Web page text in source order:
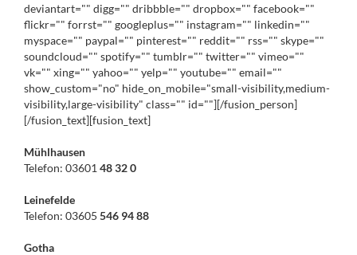
deviantart="" digg="" dribbble="" dropbox="" facebook=""
flickr="" forrst="" googleplus="" instagram="" linkedin=""
myspace="" paypal="" pinterest="" reddit="" rss="" skype=""
soundcloud="" spotify="" tumblr="" twitter="" vimeo=""
vk="" xing="" yahoo="" yelp="" youtube="" email=""
show_custom="no" hide_on_mobile="small-visibility,medium-
visibility,large-visibility" class="" id=""][/fusion_person]
[/fusion_text][fusion_text]
Mühlhausen
Telefon: 03601 48 32 0
Leinefelde
Telefon: 03605 546 94 88
Gotha